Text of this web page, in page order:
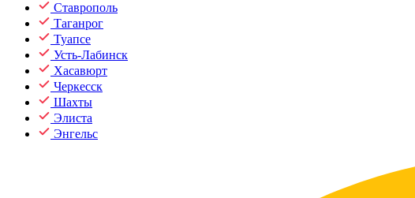
Ставрополь
Таганрог
Туапсе
Усть-Лабинск
Хасавюрт
Черкесск
Шахты
Элиста
Энгельс